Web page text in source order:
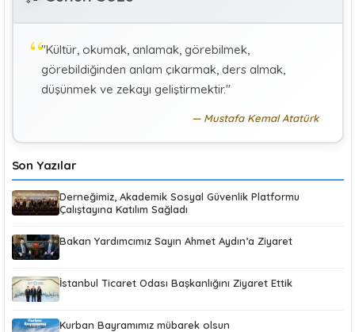
K KÜBRA KOÇ
Uluslararası Sosyal Politika Bağlamında İkili Sosyal
"Kültür, okumak, anlamak, görebilmek,
görebildiğinden anlam çıkarmak, ders almak,
düşünmek ve zekayı geliştirmektir."
Mustafa Kemal Atatürk
Son Yazılar
Derneğimiz, Akademik Sosyal Güvenlik Platformu
Çalıştayına Katılım Sağladı
Bakan Yardımcımız Sayın Ahmet Aydın’a Ziyaret
İstanbul Ticaret Odası Başkanlığını Ziyaret Ettik
Kurban Bayramımız mübarek olsun